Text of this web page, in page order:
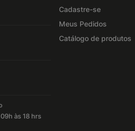
às 18 hrs
Cadastre-se
Meus Pedidos
Catálogo de produtos